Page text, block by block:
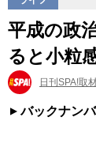
平成の政
ると小粒
日刊SPA!取
バックナン